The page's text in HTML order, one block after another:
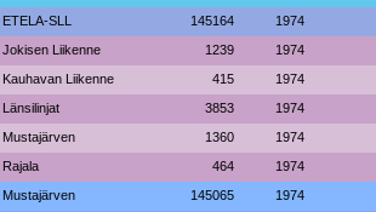
ETELA-SLL 145164 1974
Jokisen Liikenne 1239 1974
Kauhavan Liikenne 415 1974
Länsilinjat 3853 1974
Mustajärven 1360 1974
Rajala 464 1974
Mustajärven 145065 1974